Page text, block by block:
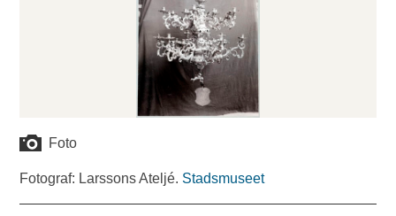
Foto
Fotograf: Larssons Ateljé. Stadsmuseet